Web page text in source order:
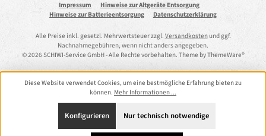
Impressum
Hinweise zur Altgeräte Entsorgung
Hinweise zur Batterieentsorgung
Datenschutzerklärung
Alle Preise inkl. gesetzl. Mehrwertsteuer zzgl. Versandkostenund ggf.
Nachnahmegebühren, wenn nicht anders angegeben.
© 2026 SCHIWI-Service GmbH - Alle Rechte vorbehalten. Theme byThemeWare®
Diese Website verwendet Cookies, um eine bestmögliche Erfahrung bieten zu
können. Mehr Informationen ...
Nur technisch notwendige
Konfigurieren